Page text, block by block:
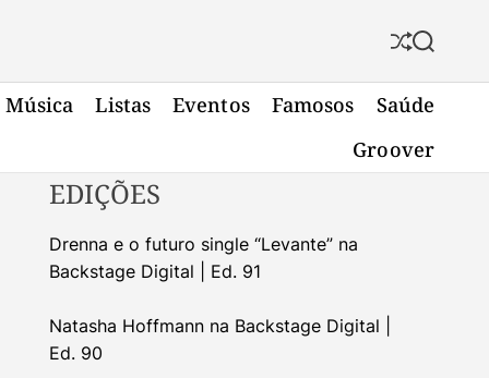
S
f
l
S
a
r
h
Música Listas Eventos Famosos
Saúde
Groover
EDIÇÕES
Drenna e o futuro single “Levante” na
Backstage Digital | Ed. 91
Natasha Hoffmann na Backstage Digital |
Ed. 90